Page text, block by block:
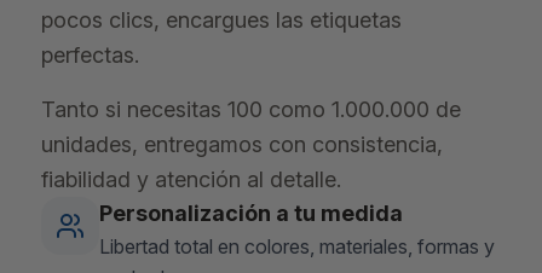
pocos clics, encargues las etiquetas
perfectas.
Tanto si necesitas 100 como 1.000.000 de
unidades, entregamos con consistencia,
fiabilidad y atención al detalle.
Personalización a tu medida
Libertad total en colores, materiales, formas y